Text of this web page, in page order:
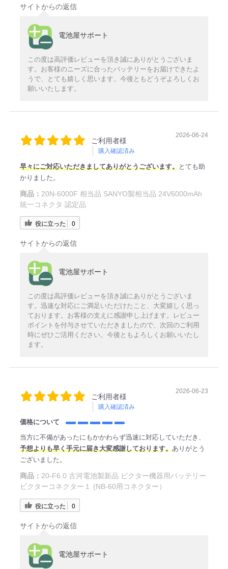
サイトからの返信
電池屋サポート
この度は高評価レビューを頂き誠にありがとうございま
す。お客様のニーズに合ったバッテリーをお届けできたよ
うで、とても嬉しく思います。今後ともどうぞよろしくお
願いいたします。
ご利用者様
購入確認済み
2026-06-24
早々にご対応いただきましてありがとうございます。とても助
かりました。
商品： 20N-6000F 相当品 SANYO製相当品 24V6000mAh
統一コネクタ 認定品
役に立った 0
サイトからの返信
電池屋サポート
この度は高評価レビューを頂き誠にありがとうございま
す。迅速な対応にご満足いただけたこと、大変嬉しく思っ
ております。お客様の支えに感謝申し上げます。レビュー
ポイントを付与させていただきましたので、次回のご利用
時にぜひご活用ください。今後ともよろしくお願いいたし
ます。
ご利用者様
購入確認済み
2026-06-23
価格について
当方に不備があったにもかかわらず迅速に対応していただき、
予想よりも早く手元に届き大変感謝しております。ありがとう
ございました。
商品： 20-F6.0 古河電池製新品 ビクター機器用バッテリー
ビクターコネクター１ (NB-60用コネクター）
役に立った 0
サイトからの返信
電池屋サポート